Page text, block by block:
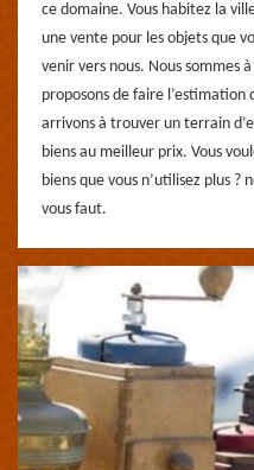
ce domaine. Vous habitez la
une vente pour les objets que
venir vers nous. Nous sommes
proposons de faire
arrivons à trouver un terrain
biens au meilleur prix. Vous
biens que vous n’utilisez plus ?
vous faut.